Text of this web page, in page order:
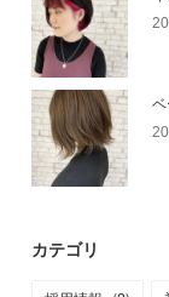
カテゴリ